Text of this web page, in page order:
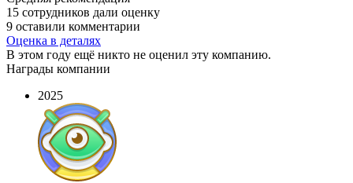
15 сотрудников дали оценку
9 оставили комментарии
Оценка в деталях
В этом году ещё никто не оценил эту компанию.
Награды компании
2025